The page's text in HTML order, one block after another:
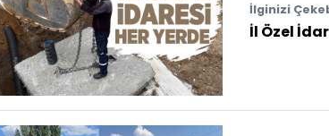
İlginizi
İl Özel